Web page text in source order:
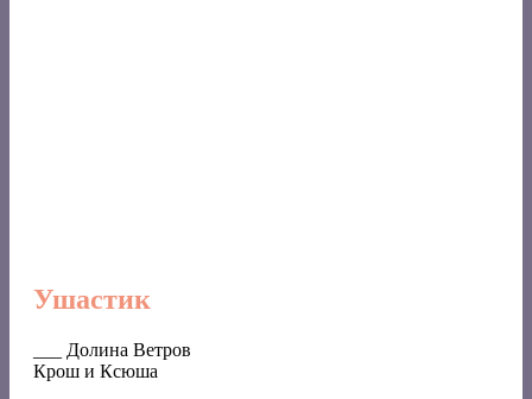
Ушастик
___ Долина Ветров
Крош и Ксюша